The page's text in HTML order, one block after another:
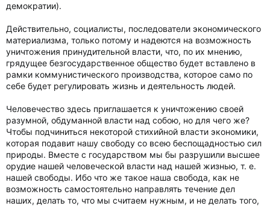
демократии).
Действительно, социалисты, последователи экономического
материализма, только потому и надеются на возможность
уничтожения принудительной власти, что, по их мнению,
грядущее безгосударственное общество будет вставлено в
рамки коммунистического производства, которое само по
себе будет регулировать жизнь и деятельность людей.
Человечество здесь приглашается к уничтожению своей
разумной, обдуманной власти над собою, но для чего же?
Чтобы подчиниться некоторой стихийной власти экономики,
которая подавит нашу свободу со всею беспощадностью сил
природы. Вместе с государством мы бы разрушили высшее
орудие нашей человеческой власти над нашей жизнью, т. е.
нашей свободы. Ибо что же такое наша свобода, как не
возможность самостоятельно направлять течение дел
наших, делать то, что мы считаем нужным, и не делать того,